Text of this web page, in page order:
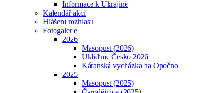
Informace k Ukrajině
Kalendář akcí
Hlášení rozhlasu
Fotogalerie
2026
Masopust (2026)
Ukliďme Česko 2026
Káranská vycházka na Opočno
2025
Masopust (2025)